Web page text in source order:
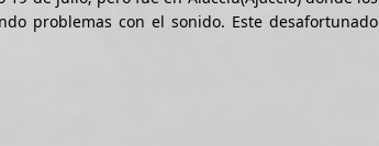
problemas con el sonido. Este desafortunado